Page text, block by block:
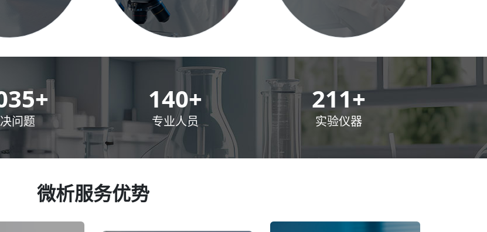
+
问题
200+
专业人员
300+
实验仪器
微析服务优势